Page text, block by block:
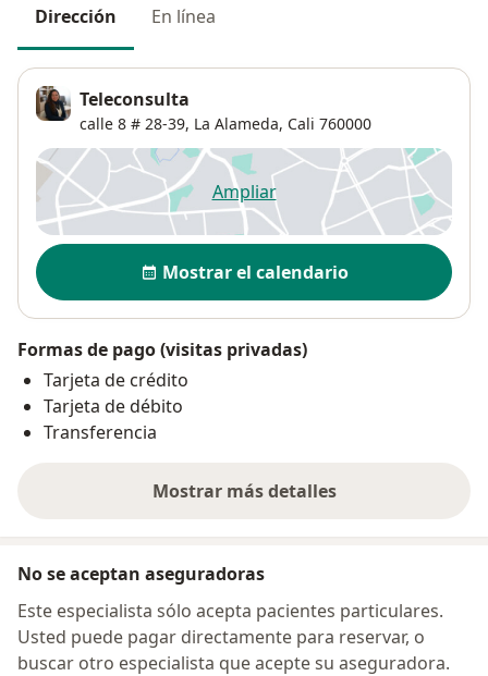
Dirección En línea
Teleconsulta
calle 8 # 28-39, La Alameda, Cali 760000
Ampliarse abre en una nueva
Disponibilidad
Mostrar el calendario
Formas de pago (visitas privadas)
Tarjeta de crédito
Tarjeta de débito
Transferencia
Mostrar más detalles
sobre la dirección
No se aceptan aseguradoras
Este especialista sólo acepta pacientes particulares.
Usted puede pagar directamente para reservar, o
buscar otro especialista que acepte su aseguradora.